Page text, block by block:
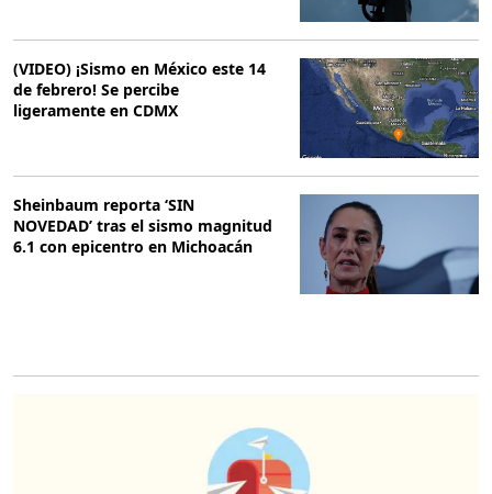
(VIDEO) ¡Sismo en México este 14
de febrero! Se percibe
ligeramente en CDMX
Sheinbaum reporta ‘SIN
NOVEDAD’ tras el sismo magnitud
6.1 con epicentro en Michoacán